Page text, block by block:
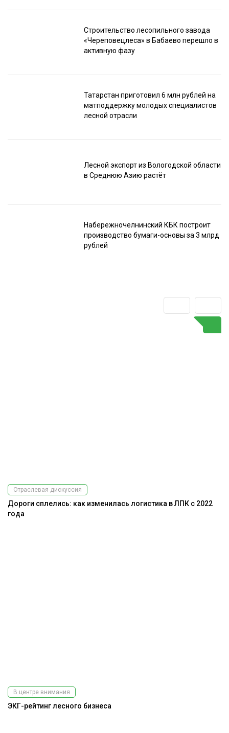
Строительство лесопильного завода
«Череповецлеса» в Бабаево перешло в
активную фазу
Татарстан приготовил 6 млн рублей на
матподдержку молодых специалистов
лесной отрасли
Лесной экспорт из Вологодской области
в Среднюю Азию растёт
Набережночелнинский КБК построит
производство бумаги-основы за 3 млрд
рублей
Отраслевая дискуссия
Дороги сплелись: как изменилась логистика в ЛПК с 2022
года
В центре внимания
ЭКГ-рейтинг лесного бизнеса